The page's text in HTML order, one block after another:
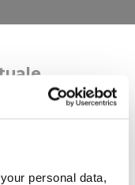
personal data,
UNESCO
prin
care datează de la